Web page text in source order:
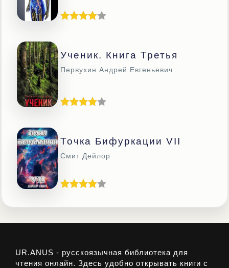
Ученик. Книга Третья
Первухин Андрей Евгеньевич
Точка Бифуркации VII
Смит Дейлор
UR.ANUS - русскоязычная библиотека для
чтения онлайн. Здесь удобно открывать книги с